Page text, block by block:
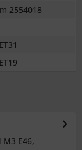
2554018
E46,